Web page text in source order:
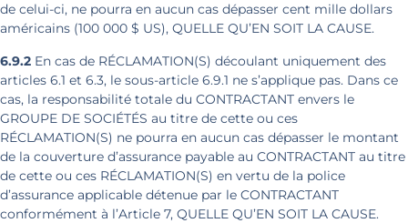
de celui-ci, ne pourra en aucun cas dépasser cent mille dollars
américains (100 000 $ US), QUELLE QU’EN SOIT LA CAUSE.
6.9.2 En cas de RÉCLAMATION(S) découlant uniquement des
articles 6.1 et 6.3, le sous-article 6.9.1 ne s’applique pas. Dans ce
cas, la responsabilité totale du CONTRACTANT envers le
GROUPE DE SOCIÉTÉS au titre de cette ou ces
RÉCLAMATION(S) ne pourra en aucun cas dépasser le montant
de la couverture d’assurance payable au CONTRACTANT au titre
de cette ou ces RÉCLAMATION(S) en vertu de la police
d’assurance applicable détenue par le CONTRACTANT
conformément à l’Article 7, QUELLE QU’EN SOIT LA CAUSE.